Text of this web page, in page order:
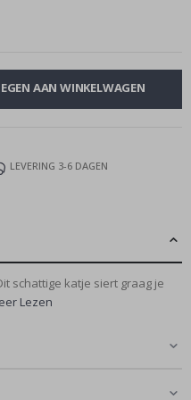
AAN WINKELWAGEN
LEVERING 3-6 DAGEN
schattige katje siert graag je
Lezen